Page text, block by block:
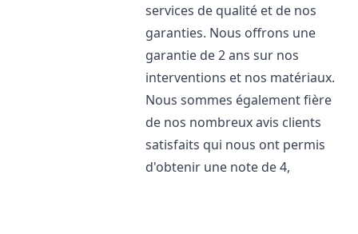
services de qualité et de nos
garanties. Nous offrons une
garantie de 2 ans sur nos
interventions et nos matériaux.
Nous sommes également fière
de nos nombreux avis clients
satisfaits qui nous ont permis
d'obtenir une note de 4,